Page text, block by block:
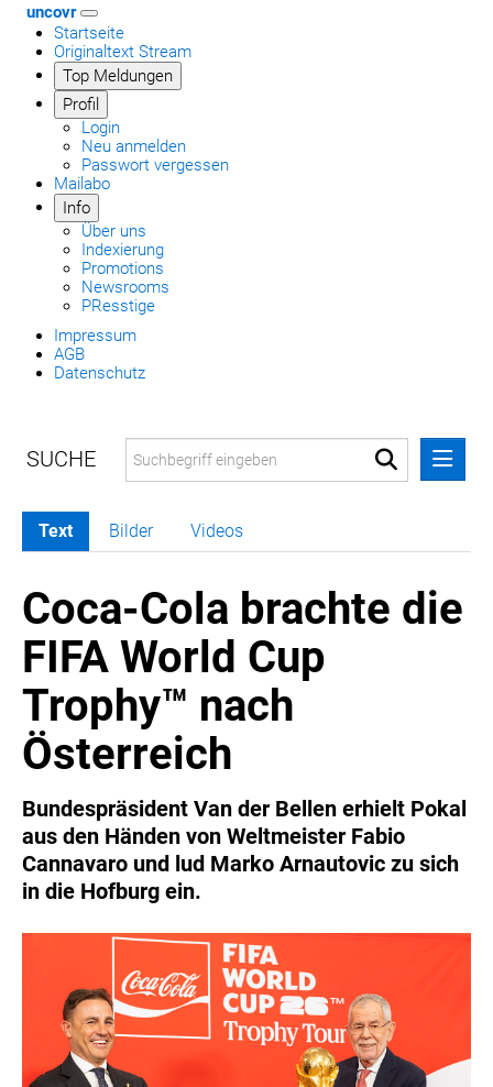
uncovr
Startseite
Originaltext Stream
Top Meldungen
Profil
Login
Neu anmelden
Passwort vergessen
Mailabo
Info
Über uns
Indexierung
Promotions
Newsrooms
PResstige
Impressum
AGB
Datenschutz
MELDUNGEN
COCA-COLA
COCA-COLA HBC ÖSTERREICH
RÖMERQUELLE
ÖSTERREICHISCHE SPORTHILFE
KESCH
BARFLY'S CLUB
SPORTS MEDIA AUSTRIA
CULINARIUS
RECYCLEMICH-INITIATIVE
VIER HOCH VIER
HANNERSBERG
WILHELM-EXNER-MEDAILLEN STIFTUNG
ADMIRAL SPORTWETTEN
Text Bilder Videos
Coca-Cola brachte die
FIFA World Cup
Trophy™ nach
Österreich
Bundespräsident Van der Bellen erhielt Pokal
aus den Händen von Weltmeister Fabio
Cannavaro und lud Marko Arnautovic zu sich
in die Hofburg ein.